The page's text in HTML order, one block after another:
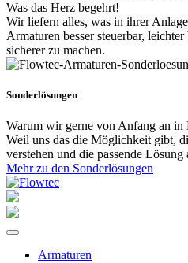
Was das Herz begehrt!
Wir liefern alles, was in ihrer
Armaturen besser steuerbar,
sicherer zu machen.
Sonderlösungen
Warum wir gerne von Anfang an
Weil uns das die Möglichkeit gibt,
verstehen und die passende
Mehr zu den Sonderlösungen
Armaturen